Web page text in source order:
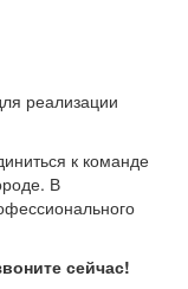
реализации
к команде
В
сейчас!